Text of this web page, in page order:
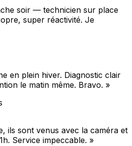
soir — technicien sur place
super réactivité. Je
en plein hiver. Diagnostic clair
le matin même. Bravo. »
ils sont venus avec la caméra et
Service impeccable. »